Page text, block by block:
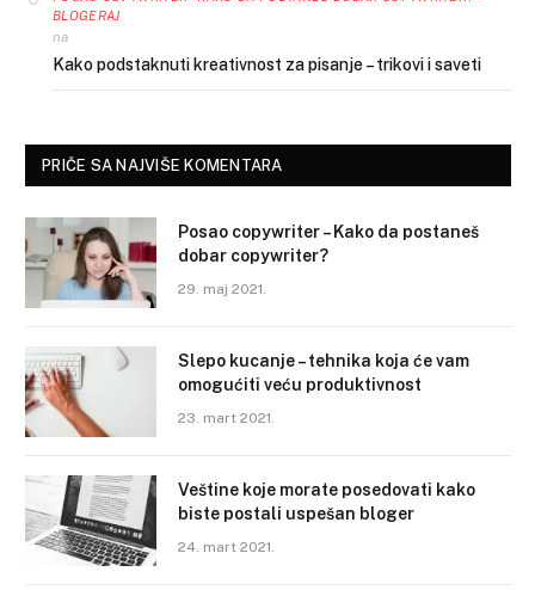
BLOGERAJ
na
Kako podstaknuti kreativnost za pisanje – trikovi i saveti
PRIČE SA NAJVIŠE KOMENTARA
Posao copywriter – Kako da postaneš
dobar copywriter?
29. maj 2021.
Slepo kucanje – tehnika koja će vam
omogućiti veću produktivnost
23. mart 2021.
Veštine koje morate posedovati kako
biste postali uspešan bloger
24. mart 2021.